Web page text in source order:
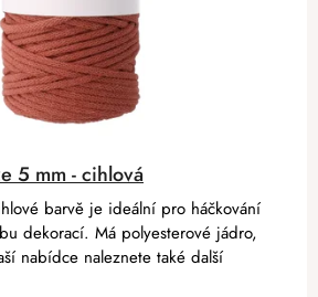
5 mm - cihlová
barvě je ideální pro háčkování
dekorací. Má polyesterové jádro,
nabídce naleznete také další